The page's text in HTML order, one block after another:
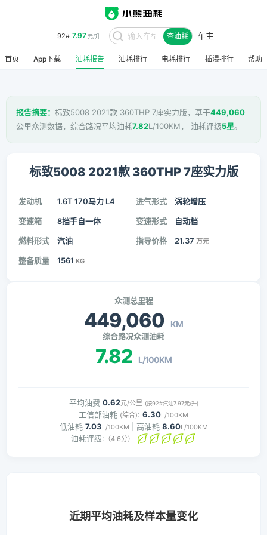
92# 7.97元/升 查油耗 车主
首页 App下载 油耗报告 油耗排行 电耗排行 插混排行 帮助
报告摘要： 标致5008 2021款 360THP 7座实力版，基于449,060
公里众测数据，综合路况平均油耗7.82L/100KM， 油耗评级5星。
标致5008 2021款 360THP 7座实力版
发动机 1.6T 170马力 L4 进气形式 涡轮增压
变速箱 8挡手自一体 变速形式 自动档
燃料形式 汽油 指导价格 21.37 万元
整备质量 1561 KG
众测总里程
449,060 KM
综合路况众测油耗
7.82 L/100KM
平均油费 0.62元/公里 (按92#汽油7.97元/升)
工信部油耗 (综合): 6.30L/100KM
低油耗 7.03L/100KM | 高油耗 8.60L/100KM
油耗评级: （4.6分）